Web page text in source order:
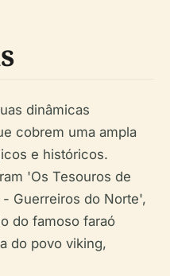
dinâmicas
cobrem uma ampla
e históricos.
'Os Tesouros de
Guerreiros do Norte',
do famoso faraó
do povo viking,